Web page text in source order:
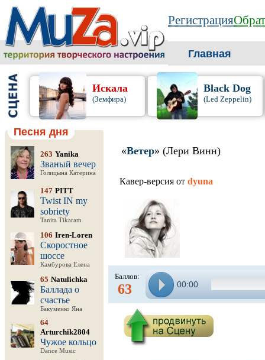
Регистрация
Главная
Искала
(Земфира)
Black Dog
(Led Zeppelin)
Песня дня
263 Yanika
Званый вечер
Голицына Катерина
147 PITT
Twist IN my
sobriety
Tanita Tikaram
106 Iren-Loren
Скоростное
шоссе
Камбурова Елена
65 Natulichka
Баллада о
счастье
Бакуменко Яна
64
Arturchik2804
Чужое кольцо
Dance Music
«Ветер» (Лери Винн)
Кавер-версия от dyuna
Баллов:
63 00:00